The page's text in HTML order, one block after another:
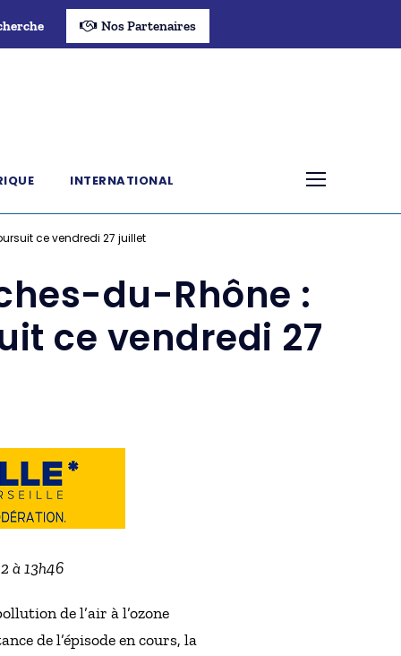
Nos Partenaires
INTERNATIONAL
ce vendredi 27 juillet
du-Rhône :
ce vendredi 27
à 13h46
de l’air à l’ozone
de l’épisode en cours, la